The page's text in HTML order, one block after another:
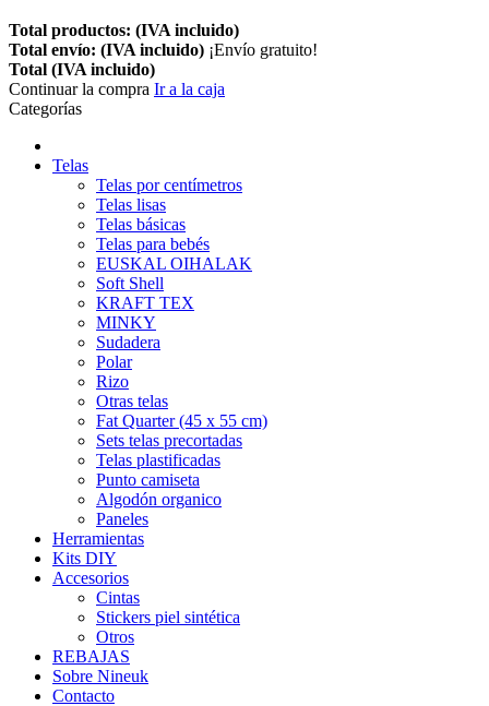
Total productos: (IVA incluido)
Total envío: (IVA incluido) ¡Envío gratuito!
Total (IVA incluido)
Continuar la compra Ir a la caja
Categorías
Telas
Telas por centímetros
Telas lisas
Telas básicas
Telas para bebés
EUSKAL OIHALAK
Soft Shell
KRAFT TEX
MINKY
Sudadera
Polar
Rizo
Otras telas
Fat Quarter (45 x 55 cm)
Sets telas precortadas
Telas plastificadas
Punto camiseta
Algodón organico
Paneles
Herramientas
Kits DIY
Accesorios
Cintas
Stickers piel sintética
Otros
REBAJAS
Sobre Nineuk
Contacto